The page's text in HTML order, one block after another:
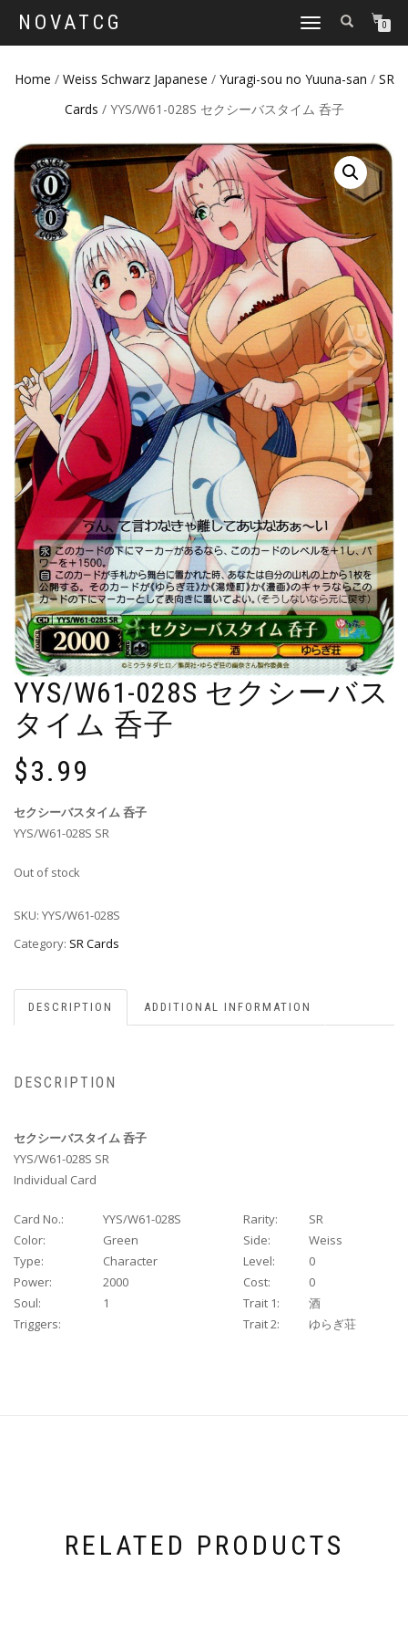
NOVATCG
TOGGLE
0
Home / Weiss Schwarz Japanese / Yuragi-sou no Yuuna-san / SR
Cards / YYS/W61-028S セクシーバスタイム 呑子
YYS/W61-028S セクシーバス
タイム 呑子
$3.99
セクシーバスタイム 呑子
YYS/W61-028S SR
Out of stock
SKU: YYS/W61-028S
Category: SR Cards
DESCRIPTION ADDITIONAL INFORMATION
DESCRIPTION
セクシーバスタイム 呑子
YYS/W61-028S SR
Individual Card
Card No.: YYS/W61-028S Rarity:
SR
Color:
Green Side:
Weiss
Type:
Character Level:
0
Power:
2000 Cost:
0
Soul:
1 Trait 1:
酒
Triggers:
Trait 2: ゆらぎ荘
RELATED PRODUCTS